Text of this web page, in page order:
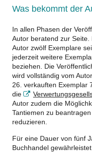
Was bekommt der
In allen Phasen der
Autor beratend zur
Autor zwölf Exemplare
jederzeit weitere
beziehen. Die
wird vollständig vom
26. verkauften Exemplar
die
Autor zudem die
Tantiemen zu
reduzieren.
Für eine Dauer von fünf
Buchhandel